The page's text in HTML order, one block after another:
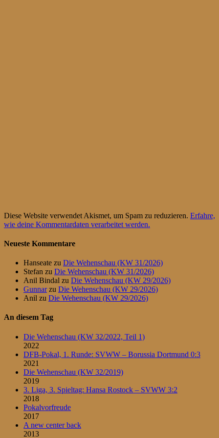
Diese Website verwendet Akismet, um Spam zu reduzieren. Erfahre,
wie deine Kommentardaten verarbeitet werden.
Neueste Kommentare
Hanseate zu Die Wehenschau (KW 31/2026)
Stefan zu Die Wehenschau (KW 31/2026)
Anil Bindal zu Die Wehenschau (KW 29/2026)
Gunnarzu Die Wehenschau (KW 29/2026)
Anil zu Die Wehenschau (KW 29/2026)
An diesem Tag
Die Wehenschau (KW 32/2022, Teil 1)
2022
DFB-Pokal, 1. Runde: SVWW – Borussia Dortmund 0:3
2021
Die Wehenschau (KW 32/2019)
2019
3. Liga, 3. Spieltag: Hansa Rostock – SVWW 3:2
2018
Pokalvorfreude
2017
A new center back
2013